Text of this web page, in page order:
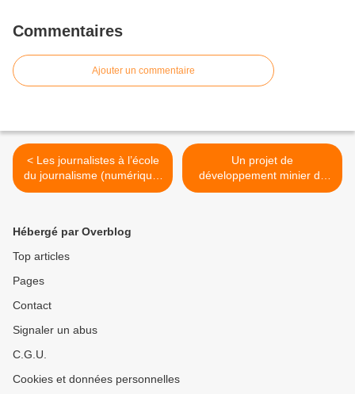
Commentaires
Ajouter un commentaire
< Les journalistes à l’école
du journalisme (numérique)
citoyen
Un projet de
développement minier de
5495 milliards FCFA
Hébergé par Overblog
Top articles
Pages
Contact
Signaler un abus
C.G.U.
Cookies et données personnelles